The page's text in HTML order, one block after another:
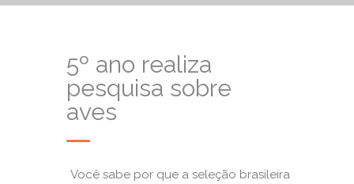
5º ano realiza
pesquisa sobre
aves
Você sabe por que a seleção brasileira